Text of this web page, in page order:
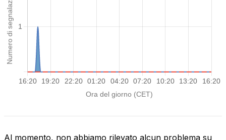
Al momento, non abbiamo rilevato alcun problema su